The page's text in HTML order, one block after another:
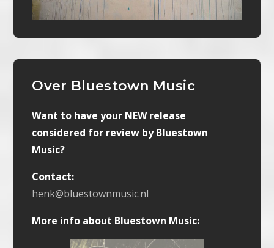
Over Bluestown Music
Want to have your NEW release
considered for review by Bluestown
Music?
Contact:
henk@bluestownmusic.nl
More info about Bluestown Music: